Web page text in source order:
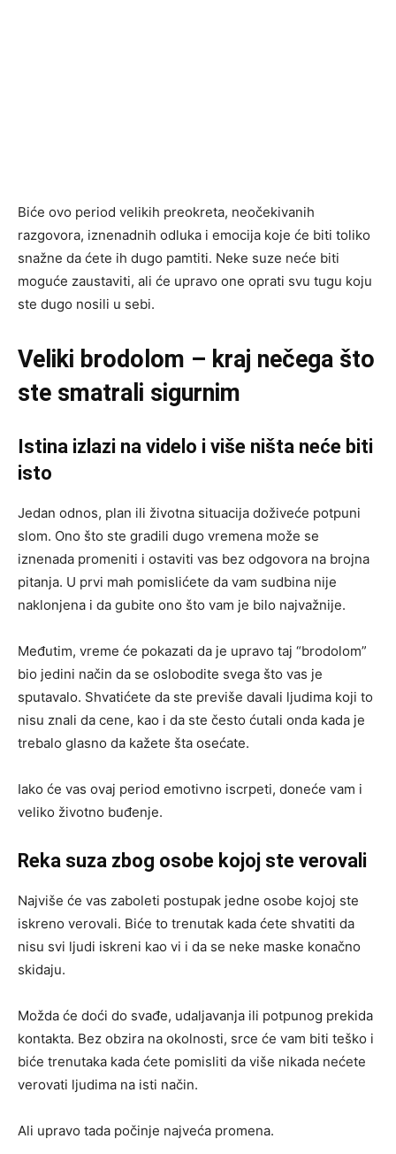
Biće ovo period velikih preokreta, neočekivanih
razgovora, iznenadnih odluka i emocija koje će biti toliko
snažne da ćete ih dugo pamtiti. Neke suze neće biti
moguće zaustaviti, ali će upravo one oprati svu tugu koju
ste dugo nosili u sebi.
Veliki brodolom – kraj nečega što
ste smatrali sigurnim
Istina izlazi na videlo i više ništa neće biti
isto
Jedan odnos, plan ili životna situacija doživeće potpuni
slom. Ono što ste gradili dugo vremena može se
iznenada promeniti i ostaviti vas bez odgovora na brojna
pitanja. U prvi mah pomislićete da vam sudbina nije
naklonjena i da gubite ono što vam je bilo najvažnije.
Međutim, vreme će pokazati da je upravo taj “brodolom”
bio jedini način da se oslobodite svega što vas je
sputavalo. Shvatićete da ste previše davali ljudima koji to
nisu znali da cene, kao i da ste često ćutali onda kada je
trebalo glasno da kažete šta osećate.
Iako će vas ovaj period emotivno iscrpeti, doneće vam i
veliko životno buđenje.
Reka suza zbog osobe kojoj ste verovali
Najviše će vas zaboleti postupak jedne osobe kojoj ste
iskreno verovali. Biće to trenutak kada ćete shvatiti da
nisu svi ljudi iskreni kao vi i da se neke maske konačno
skidaju.
Možda će doći do svađe, udaljavanja ili potpunog prekida
kontakta. Bez obzira na okolnosti, srce će vam biti teško i
biće trenutaka kada ćete pomisliti da više nikada nećete
verovati ljudima na isti način.
Ali upravo tada počinje najveća promena.